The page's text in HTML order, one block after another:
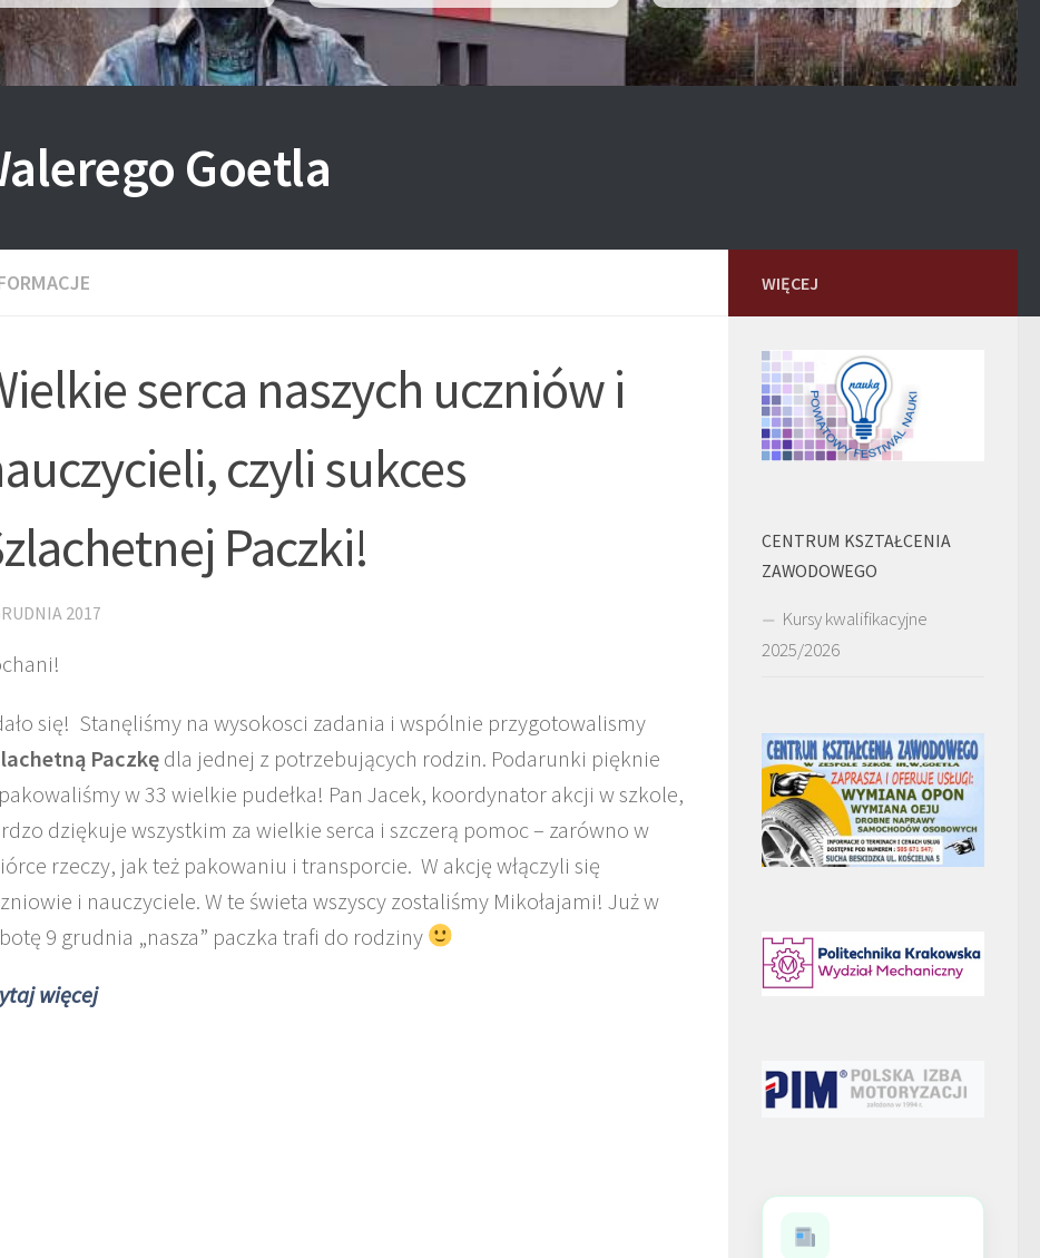
Goetla
serca naszych uczniów i
czyli sukces
Paczki!
2017
się! Stanęliśmy na wysokosci zadania i wspólnie przygotowalismy
Paczkędla jednej z potrzebujących rodzin. Podarunki pięknie
w 33 wielkie pudełka! Pan Jacek, koordynator akcji w szkole,
dziękuje wszystkim za wielkie serca i szczerą pomoc – zarówno w
rzeczy, jak też pakowaniu i transporcie. W akcję włączyli się
i nauczyciele. W te świeta wszyscy zostaliśmy Mikołajami! Już w
9 grudnia „nasza” paczka trafi do rodziny
więcej
WIĘCEJ
CENTRUM KSZTAŁCENIA
ZAWODOWEGO
Kursy kwalifikacyjne
2025/2026